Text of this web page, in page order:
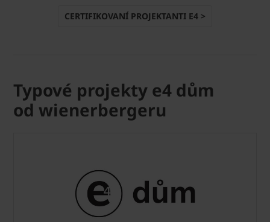
CERTIFIKOVANÍ PROJEKTANTI E4 >
Typové projekty e4 dům
od wienerbergeru